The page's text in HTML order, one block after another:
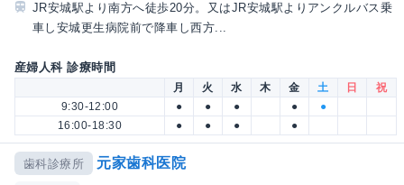
JR安城駅より南方へ徒歩20分。又はJR安城駅よりアンクルバス乗
車し安城更生病院前で降車し西方...
産婦人科 診療時間
月 火 水 木 金 土 日
祝
9:30-12:00
● ● ● ●
●
16:00-18:30
● ● ● ●
歯科診療所 元家歯科医院